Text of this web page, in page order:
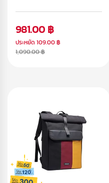
981.00 ฿
ประหยัด 109.00 ฿
1,090.00 ฿